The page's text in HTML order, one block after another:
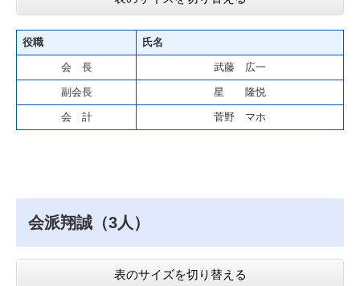
役職 氏名
会 長 武藤 広一
副会長 星 隆悦
会 計 菅野 マホ
会派翔誠（3人）
表のサイズを切り替える